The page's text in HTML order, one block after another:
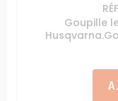
Goupille